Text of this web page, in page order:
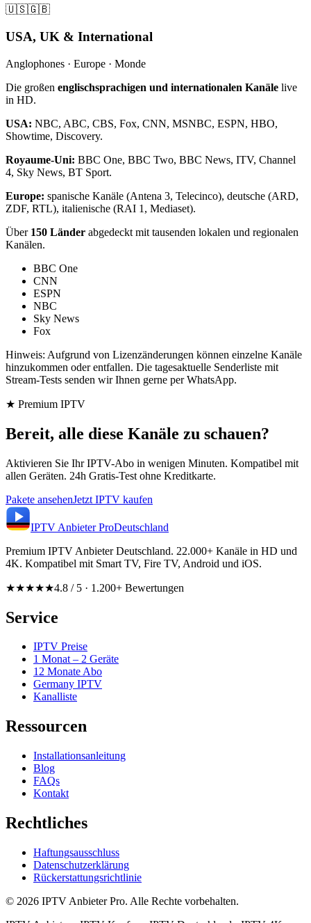
🇺🇸🇬🇧
USA, UK & International
Anglophones · Europe · Monde
Die großen englischsprachigen und internationalen Kanäle live
in HD.
USA: NBC, ABC, CBS, Fox, CNN, MSNBC, ESPN, HBO,
Showtime, Discovery.
Royaume-Uni: BBC One, BBC Two, BBC News, ITV, Channel
4, Sky News, BT Sport.
Europe: spanische Kanäle (Antena 3, Telecinco), deutsche (ARD,
ZDF, RTL), italienische (RAI 1, Mediaset).
Über 150 Länder abgedeckt mit tausenden lokalen und regionalen
Kanälen.
BBC One
CNN
ESPN
NBC
Sky News
Fox
Hinweis: Aufgrund von Lizenzänderungen können einzelne Kanäle
hinzukommen oder entfallen. Die tagesaktuelle Senderliste mit
Stream-Tests senden wir Ihnen gerne per WhatsApp.
★ Premium IPTV
Bereit, alle diese Kanäle zu schauen?
Aktivieren Sie Ihr IPTV-Abo in wenigen Minuten. Kompatibel mit
allen Geräten. 24h Gratis-Test ohne Kreditkarte.
Pakete ansehenJetzt IPTV kaufen
IPTV AnbieterProDeutschland
Premium IPTV Anbieter Deutschland. 22.000+ Kanäle in HD und
4K. Kompatibel mit Smart TV, Fire TV, Android und iOS.
★★★★★4.8 / 5 · 1.200+ Bewertungen
Service
IPTV Preise
1 Monat – 2 Geräte
12 Monate Abo
Germany IPTV
Kanalliste
Ressourcen
Installationsanleitung
Blog
FAQs
Kontakt
Rechtliches
Haftungsausschluss
Datenschutzerklärung
Rückerstattungsrichtlinie
© 2026 IPTV Anbieter Pro. Alle Rechte vorbehalten.